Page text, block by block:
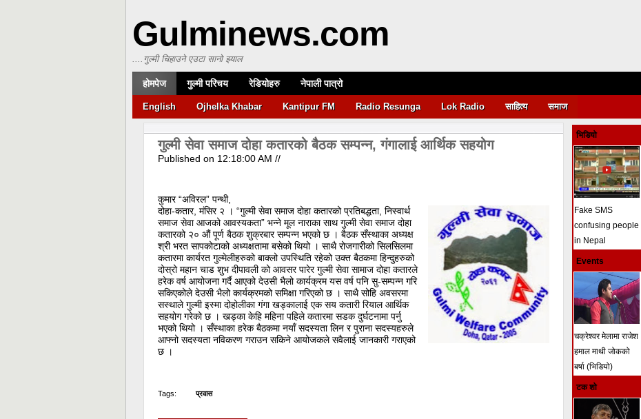
Gulminews.com
....गुल्मी चिहाउने एउटा सानो झ्याल
होमपेज गुल्मी परिचय रेडियोहरु नेपाली पात्रो
English Ojhelka Khabar Kantipur FM Radio Resunga Lok Radio साहित्य समाज
गुल्मी सेवा समाज दोहा कतारको बैठक सम्पन्न, गंगालाई आर्थिक सहयोग
Published on 12:18:00 AM //
कुमार “अविरल” पन्थी,
दोहा-कतार, मंसिर २ । “गुल्मी सेवा समाज दोहा कतारको प्रतिबद्धता, निस्वार्थ
समाज सेवा आजको आवस्यकता” भन्ने मूल नाराका साथ गुल्मी सेवा समाज दोहा
कतारको २० औं पूर्ण बैठक शुक्रबार सम्पन्न भएको छ । बैठक सँस्थाका अध्यक्ष
श्री भरत सापकोटाको अध्यक्षतामा बसेको थियो । साथै रोजगारीको सिलसिलमा
कतारमा कार्यरत गुल्मेलीहरुको बाक्लो उपस्थिति रहेको उक्त बैठकमा हिन्दुहरुको
दोस्रो महान चाड शुभ दीपावली को आवसर पारेर गुल्मी सेवा सामाज दोहा कतारले
हरेक वर्ष आयोजना गर्दै आएको देउसी भैलो कार्यक्रम यस वर्ष पनि सु-सम्पन्न गरि
सकिएकोले देउसी भैलो कार्यक्रमको समिक्षा गरिएको छ । साथै सोहि अवसरमा
सस्थाले गुल्मी इस्मा दोहोलीका गंगा खड्कालाई एक सय कतारी रियाल आर्थिक
सहयोग गरेको छ । खड्का केहि महिना पहिले कतारमा सडक दुर्घटनामा पर्नु
भएको थियो । सँस्थाका हरेक बैठकमा नयाँ सदस्यता लिन र पुराना सदस्यहरुले
आफ्नो सदस्यता नविकरण गराउन सकिने आयोजकले सवैलाई जानकारी गराएको
छ ।
Tags: प्रवास
भिडियो
Fake SMS
confusing people
in Nepal
Events
चक्रेश्वर मेलामा राजेश
हमाल माथी जोकको
बर्षा (भिडियो)
टक शो